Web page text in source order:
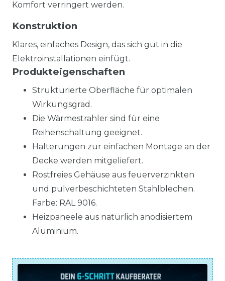
Komfort verringert werden.
Konstruktion
Klares, einfaches Design, das sich gut in die
Elektroinstallationen einfügt.
Produkteigenschaften
Strukturierte Oberfläche für optimalen
Wirkungsgrad.
Die Wärmestrahler sind für eine
Reihenschaltung geeignet.
Halterungen zur einfachen Montage an der
Decke werden mitgeliefert.
Rostfreies Gehäuse aus feuerverzinkten
und pulverbeschichteten Stahlblechen.
Farbe: RAL 9016.
Heizpaneele aus natürlich anodisiertem
Aluminium.